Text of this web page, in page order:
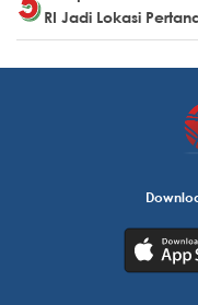
RI Jadi Lokasi